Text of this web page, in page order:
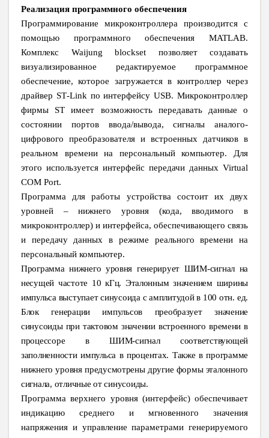
Реализация программного обеспечения
Программирование микроконтроллера производится с
помощью программного обеспечения MATLAB.
Комплекс Waijung blockset позволяет создавать
визуализированное редактируемое программное
обеспечение, которое загружается в контроллер через
драйвер ST-Link по интерфейсуUSB. Микроконтроллер
фирмы ST имеет возможность передавать данные о
состоянии портов ввода/вывода, сигналы аналого-
цифрового преобразователя и встроенных датчиков в
реальном времени на персональный компьютер. Для
этого используется интерфейс передачи данных Virtual
COM Port.
Программа для работы устройства состоит их двух
уровней – нижнего уровня (кода, вводимого в
микроконтроллер) и интерфейса, обеспечивающего связь
и передачу данных в режиме реального времени на
персональный компьютер.
Программа нижнего уровня генерирует ШИМ-сигнал на
несущей частоте 10 кГц. Эталонным значением ширины
импульса выступает синусоида с амплитудой в 100 отн. ед.
Блок генерации импульсов преобразует значение
синусоиды при тактовом значении встроенного времени в
процессоре в ШИМ-сигнал соответствующей
заполненности импульса в процентах. Также в программе
нижнего уровня предусмотрены другие формы эталонного
сигнала, отличные от синусоиды.
Программа верхнего уровня (интерфейс) обеспечивает
индикацию среднего и мгновенного значения
напряжения и управление параметрами генерируемого